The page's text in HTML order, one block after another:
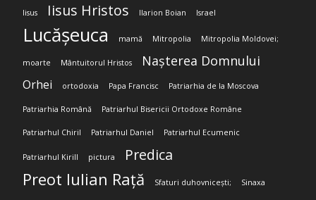
Iisus Iisus Hristos Ilarion Boian Israel
Lucășeuca mamă Mitropolia Mitropolia Moldovei;
moarte Mântuitorul Hristos Nașterea Domnului
Orhei ortodoxia Papa Francisc Patriarhia de la Moscova
Patriarhia Română Patriarhul Bisericii Ortodoxe Române
Patriarhul Chiril Patriarhul Daniel Patriarhul Ecumenic
Patriarhul Kirill pictura Predica
Preot Iulian Rață Sfaturi duhovnicești; Sinaxa